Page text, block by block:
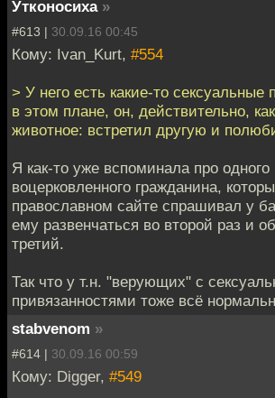
Утконосиха »
#613 | 30.09.16 00:45
Кому: Ivan_Kurt, #554
> У него есть какие-то сексуальные
в этом плане, он, действительно,
животное: встретил другую и
Я как-то уже вспоминала про одного
воцерковленного гражданина,
православном сайте спрашивал у
ему развенчаться во второй раз и
третий.
Так что у т.н. "верующих" с
привязанностями тоже всё
stabvenom »
#614 | 30.09.16 00:59
Кому: Digger, #549